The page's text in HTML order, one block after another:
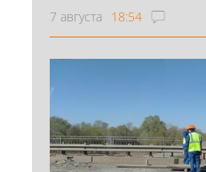
7 августа 18:54